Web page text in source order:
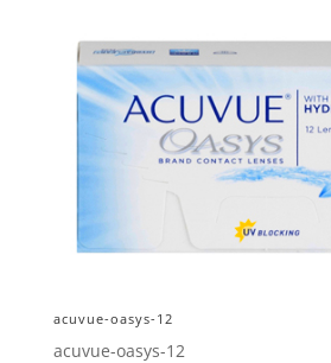
acuvue-oasys-12
acuvue-oasys-12